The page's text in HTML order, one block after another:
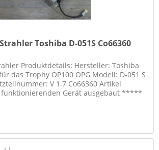
Toshiba D-051S Co66360
Produktdetails: Hersteller: Toshiba
das Trophy OP100 OPG Modell: D-051 S
V 1.7 Co66360 Artikel
Gerät ausgebaut *****